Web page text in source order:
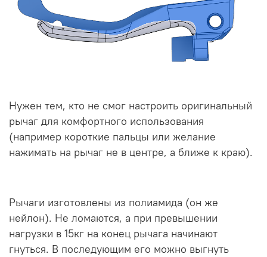
Нужен тем, кто не смог настроить оригинальный
рычаг для комфортного использования
(например короткие пальцы или желание
нажимать на рычаг не в центре, а ближе к краю).
Рычаги изготовлены из полиамида (он же
нейлон). Не ломаются, а при превышении
нагрузки в 15кг на конец рычага начинают
гнуться. В последующим его можно выгнуть